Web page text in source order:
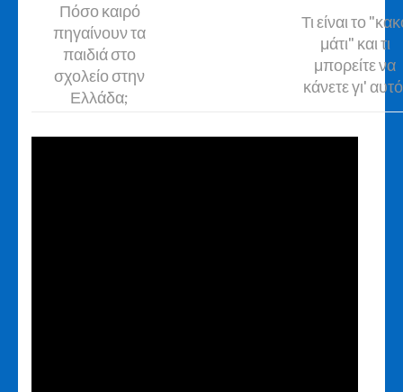
Πόσο καιρό
πηγαίνουν τα
παιδιά στο
σχολείο στην
Ελλάδα;
Τι είναι το
μάτι" και τι
μπορείτε να
κάνετε γι'